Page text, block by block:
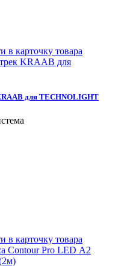
в карточку товара
для TECHNOLIGHT
в карточку товара